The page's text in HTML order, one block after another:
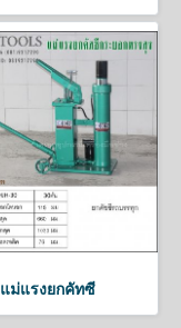
แม่แรงยกคัทซี